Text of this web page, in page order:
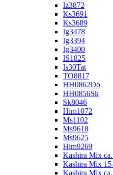
Iz3872
Ks3691
Ks3689
Ig3478
Ig3394
Ig3400
IS1825
Is30Tat
TO8817
HH0862Oo
HH0856Sk
Sk8046
Him1072
Ms1102
Ms9618
Ms9625
Him9269
Kashira Mix
Kashira Mix
Kashira Mix